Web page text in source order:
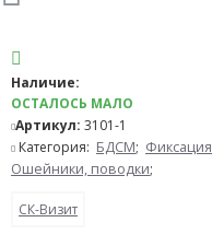
Наличие:
ОСТАЛОСЬ МАЛО
Артикул: 3101-1
Категория: БДСМ; Фиксация
Ошейники, поводки;
СК-Визит